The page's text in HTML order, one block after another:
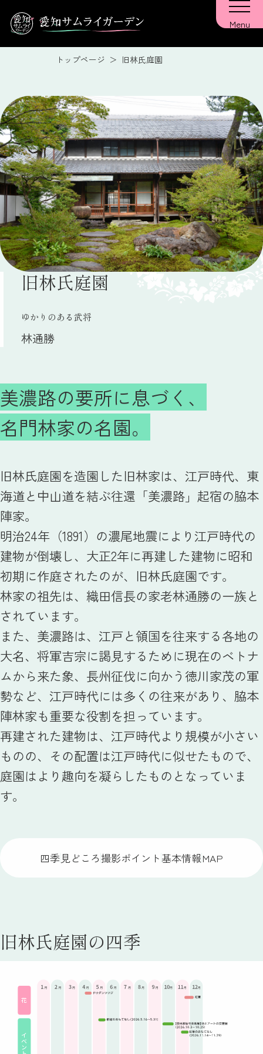
トップページ 旧林氏庭園
旧林氏庭園
ゆかりのある武将
林通勝
美濃路の要所に息づく、
名門林家の名園。
旧林氏庭園を造園した旧林家は、江戸時代、東
海道と中山道を結ぶ往還「美濃路」起宿の脇本
陣家。
明治24年（1891）の濃尾地震により江戸時代の
建物が倒壊し、大正2年に再建した建物に昭和
初期に作庭されたのが、旧林氏庭園です。
林家の祖先は、織田信長の家老林通勝の一族と
されています。
また、美濃路は、江戸と領国を往来する各地の
大名、将軍吉宗に謁見するために現在のベトナ
ムから来た象、長州征伐に向かう徳川家茂の軍
勢など、江戸時代には多くの往来があり、脇本
陣林家も重要な役割を担っています。
再建された建物は、江戸時代より規模が小さい
ものの、その配置は江戸時代に似せたもので、
庭園はより趣向を凝らしたものとなっていま
す。
四季見どころ撮影ポイント 基本情報MAP
旧林氏庭園の四季